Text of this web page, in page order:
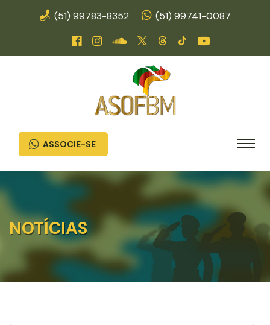
(51) 99783-8352 (51) 99741-0087
ASSOCIE-SE
NOTÍCIAS